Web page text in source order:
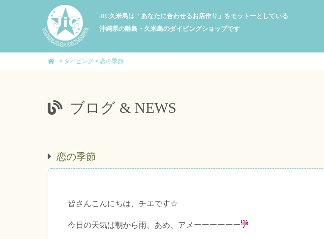
JiC久米島は「あなたに合わせるお店作り」をモットーとしている
沖縄県の離島・久米島のダイビングショップです
> ダイビング > 恋の季節
ブログ & NEWS
恋の季節
皆さんこんにちは、チエです☆
今日の天気は朝から雨、あめ、アメーーーーーー